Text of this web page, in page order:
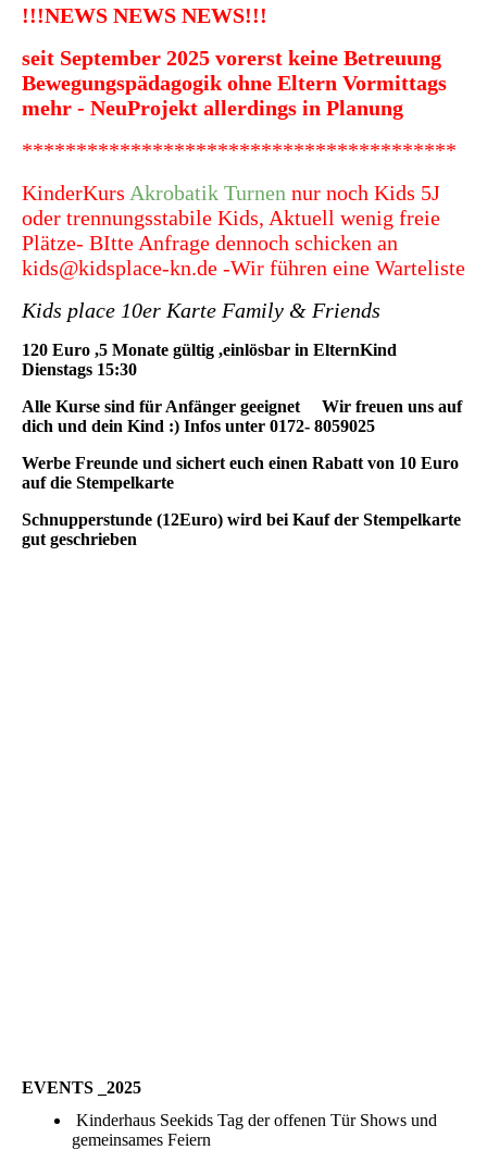
!!!NEWS NEWS NEWS!!!
seit September 2025 vorerst keine Betreuung
Bewegungspädagogik ohne Eltern Vormittags
mehr - NeuProjekt allerdings in Planung
****************************************
KinderKurs Akrobatik Turnen nur noch Kids 5J
oder trennungsstabile Kids, Aktuell wenig freie
Plätze- BItte Anfrage dennoch schicken an
kids@kidsplace-kn.de -Wir führen eine Warteliste
Kids place 10er Karte Family & Friends
120 Euro ,5 Monate gültig ,einlösbar in ElternKind
Dienstags 15:30
Alle Kurse sind für Anfänger geeignet Wir freuen uns auf
dich und dein Kind :) Infos unter 0172- 8059025
Werbe Freunde und sichert euch einen Rabatt von 10 Euro
auf die Stempelkarte
Schnupperstunde (12Euro) wird bei Kauf der Stempelkarte
gut geschrieben
EVENTS _2025
Kinderhaus Seekids Tag der offenen Tür Shows und
gemeinsames Feiern